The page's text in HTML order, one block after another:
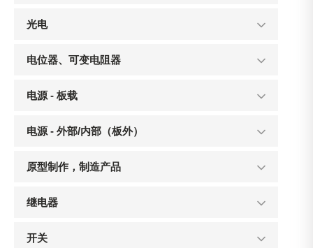
光电
电位器、可变电阻器
电源 - 板载
电源 - 外部/内部（板外）
原型制作，制造产品
继电器
开关